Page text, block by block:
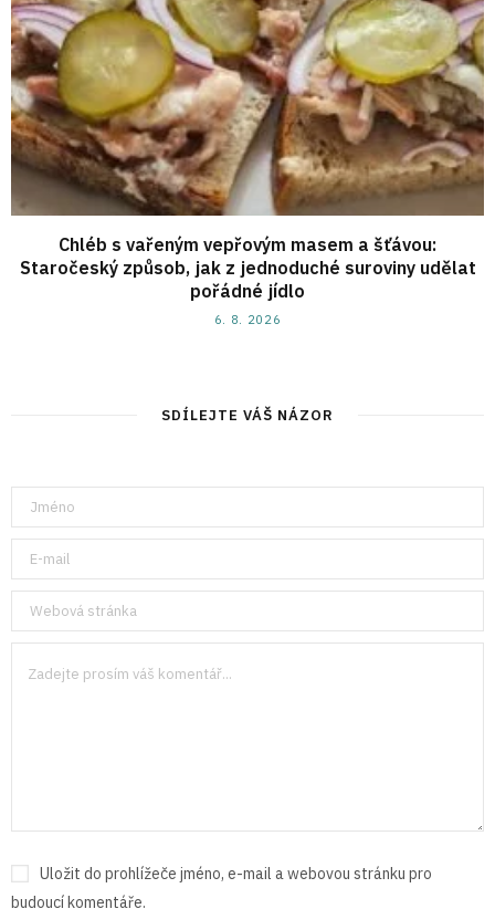
Chléb s vařeným vepřovým masem a šťávou:
Staročeský způsob, jak z jednoduché suroviny udělat
pořádné jídlo
6. 8. 2026
SDÍLEJTE VÁŠ NÁZOR
Uložit do prohlížeče jméno, e-mail a webovou stránku pro
budoucí komentáře.